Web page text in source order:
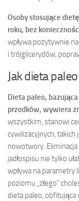
Osoby stosujące
roku, bez
wpływa pozytywnie
i trójglicerydów,
Jak dieta
Dieta paleo,
przodków, wywiera
wszystkim, stanowi
cywilizacyjnych, takich
nowotwory.
jadłospisu nie tylko
wpływa na parametry
poziomu „złego”
dieta paleo,